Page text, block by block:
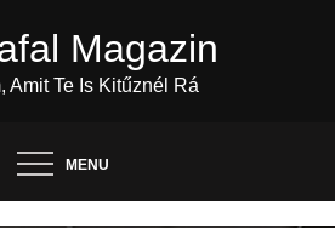
Magazin
Amit Te Is Kitűznél Rá
MENU